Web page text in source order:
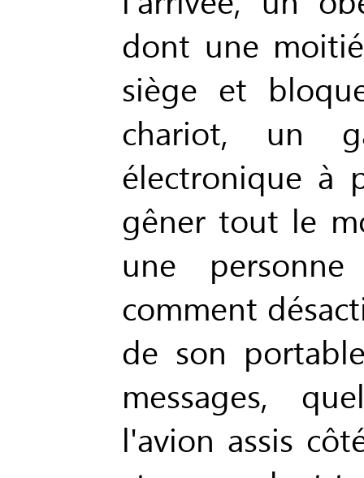
dont une
siège et
chariot, un
électronique à
gêner tout le
une
comment
de son
messages,
l'avion assis